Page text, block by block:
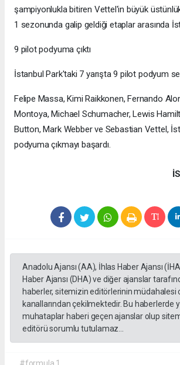
şampiyonlukla bitiren Vettel'in büyük
1 sezonunda galip geldiği etaplar arasında
9 pilot podyuma çıktı
İstanbul Park'taki 7 yarışta 9 pilot podyum
Felipe Massa, Kimi Raikkonen, Fernando
Montoya, Michael Schumacher, Lewis
Button, Mark Webber ve Sebastian Vettel,
podyuma çıkmayı başardı.
Anadolu Ajansı (AA), İhlas Haber Ajansı
Haber Ajansı (DHA) ve diğer ajanslar
haberler, sitemizin editörlerinin müdahalesi
kanallarından çekilmektedir. Bu haberlerde
muhataplar haberi geçen ajanslar olup
editörü sorumlu tutulamaz...
#formula 1